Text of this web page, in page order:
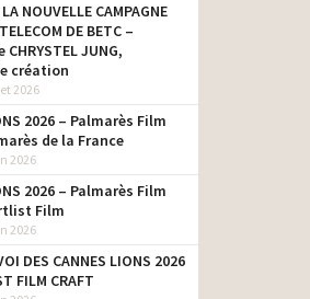
NOUVELLE CAMPAGNE
DE BETC –
JUNG,
création
2026
2026 – Palmarès Film
de la France
2026
2026 – Palmarès Film
Film
2026
DES CANNES LIONS 2026
FILM CRAFT